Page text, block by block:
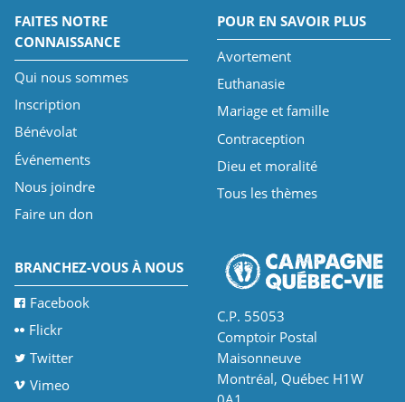
FAITES NOTRE
CONNAISSANCE
Qui nous sommes
Inscription
Bénévolat
Événements
Nous joindre
Faire un don
POUR EN SAVOIR PLUS
Avortement
Euthanasie
Mariage et famille
Contraception
Dieu et moralité
Tous les thèmes
BRANCHEZ-VOUS À NOUS
Facebook
Flickr
Twitter
Vimeo
C.P. 55053
Comptoir Postal
Maisonneuve
Montréal, Québec H1W